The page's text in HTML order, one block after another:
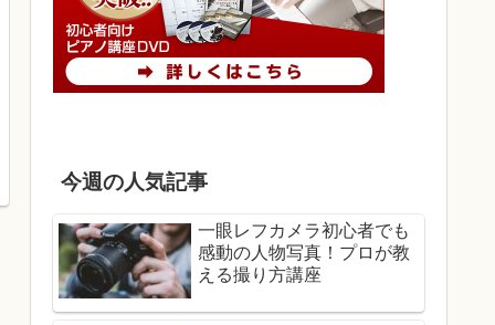
今週の人気記事
一眼レフカメラ初心者でも
感動の人物写真！プロが教
える撮り方講座